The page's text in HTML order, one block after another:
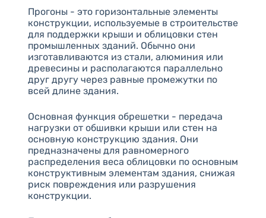
Прогоны - это горизонтальные элементы
конструкции, используемые в строительстве
для поддержки крыши и облицовки стен
промышленных зданий. Обычно они
изготавливаются из стали, алюминия или
древесины и располагаются параллельно
друг другу через равные промежутки по
всей длине здания.
Основная функция обрешетки - передача
нагрузки от обшивки крыши или стен на
основную конструкцию здания. Они
предназначены для равномерного
распределения веса облицовки по основным
конструктивным элементам здания, снижая
риск повреждения или разрушения
конструкции.